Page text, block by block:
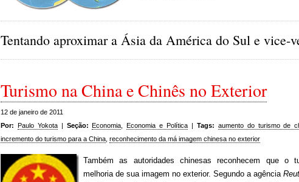
Tentando aproximar a Ásia da América do Sul e vice-
Turismo na China e Chinês no Exterior
12 de janeiro de 2011
Por: Paulo Yokota| Seção: Economia ,Economia e Política | Tags: aumento do turismo de
incremento do turismo para a China reconhecimento da má imagem chinesa no exterior
Também as autoridades chinesas reconhecem que o
melhoria de sua imagem no exterior. Segundo a agência